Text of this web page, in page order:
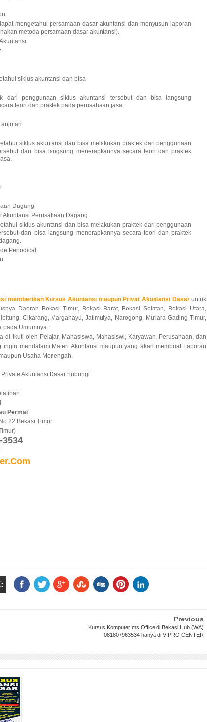
mengetahui persamaan dasar akuntansi dan menyusun laporan
metoda persamaan dasar akuntansi).
siklus akuntansi dan bisa
dari penggunaan siklus akuntansi tersebut dan bisa langsung
teori dan praktek pada perusahaan jasa.
siklus akuntansi dan bisa melakukan praktek dari penggunaan
dan bisa langsung menerapkannya secara teori dan praktek
Dagang
Akuntansi Perusahaan Dagang
siklus akuntansi dan bisa melakukan praktek dari penggunaan
dan bisa langsung menerapkannya secara teori dan praktek
Periodical
memberikan Kursus Akuntansi maupun Privat Akuntansi Dasaruntuk
Daerah Bekasi Timur, Bekasi Barat, Bekasi Selatan, Bekasi Utara,
Cikarang, Margahayu, Jatimulya, Narogong, Mutiara Gading Timur,
pada Umumnya.
di ikuti oleh Pelajar, Mahasiswa, Mahasiswi, Karyawan, Perusahaan, dan
ingin mendalami Materi Akuntansi maupun yang akan membuat Laporan
Usaha Menengah.
Akuntansi Dasar hubungi:
Permai
Bekasi Timur
3534
Previous
Kursus Komputer ms Office di Bekasi Hub (WA)
081807963534 hanya di VIPRO CENTER